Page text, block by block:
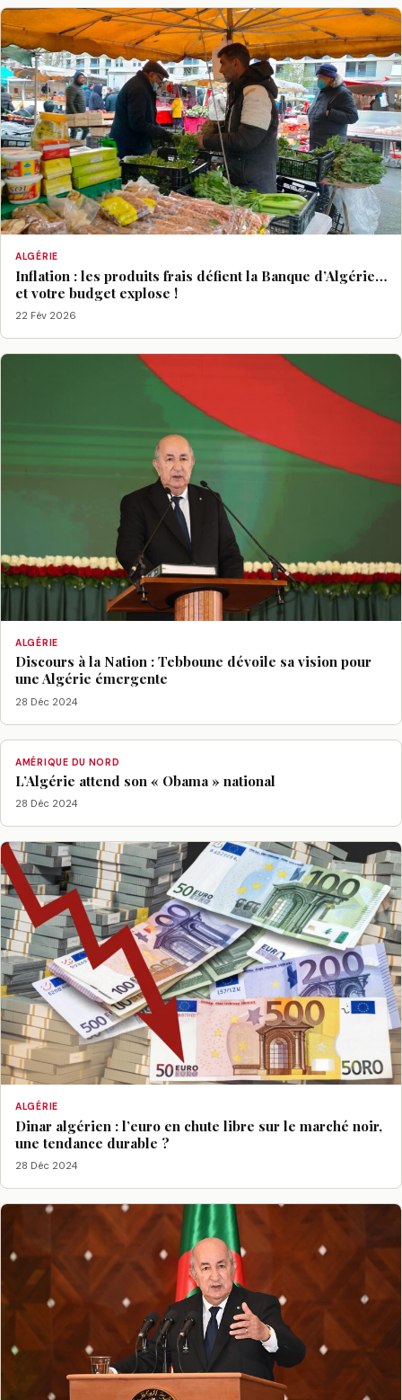
ALGÉRIE
Inflation : les produits frais défient la Banque d’Algérie…
et votre budget explose !
22 Fév 2026
ALGÉRIE
Discours à la Nation : Tebboune dévoile sa vision pour
une Algérie émergente
28 Déc 2024
AMÉRIQUE DU NORD
L’Algérie attend son « Obama » national
28 Déc 2024
ALGÉRIE
Dinar algérien : l’euro en chute libre sur le marché noir,
une tendance durable ?
28 Déc 2024